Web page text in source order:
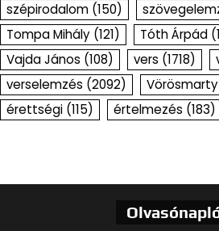
szépirodalom (150)
Tompa Mihály (121) Tóth Árpád
Vajda János (108) vers (1718)
verselemzés (2092)
érettségi (115) értelmezés (183)